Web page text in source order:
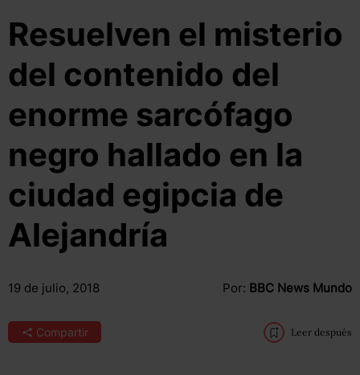
Resuelven el misterio
del contenido del
enorme sarcófago
negro hallado en la
ciudad egipcia de
Alejandría
19 de julio, 2018 Por: BBC News Mundo
Compartir Leer después